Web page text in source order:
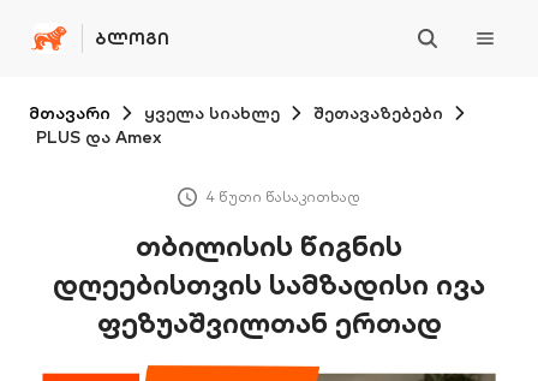
ᲑᲚᲝᲒᲘ
მთავარი ყველა სიახლე
შეთავაზებები
PLUS და Amex
4 წუთი წასაკითხად
თბილისის წიგნის
დღეებისთვის სამზადისი ივა
ფეზუაშვილთან ერთად